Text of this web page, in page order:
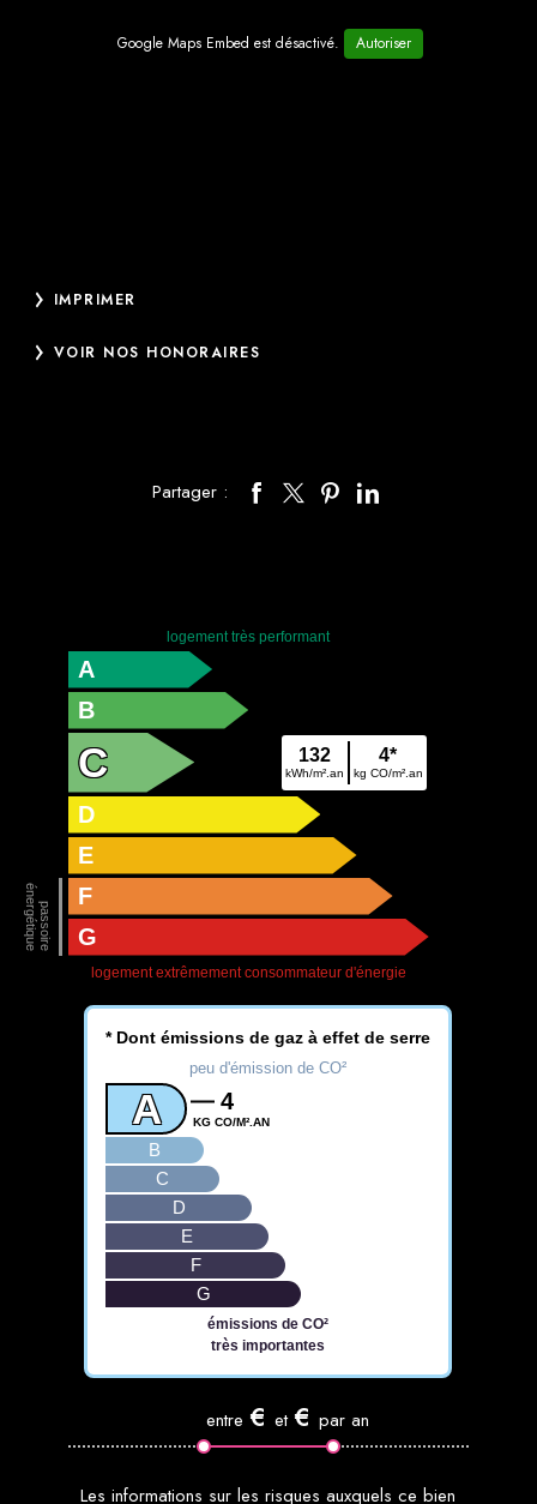
Google Maps Embed est désactivé. Autoriser
IMPRIMER
VOIR NOS HONORAIRES
Partager :
logement très performant
A
B
132
kWh/m².an
4*
kg CO/m².an
C
D
E
F
G
logement extrêmement consommateur d'énergie
* Dont émissions de gaz à effet de serre
peu d'émission de CO²
4
KG CO/M².AN
A
B
C
D
E
F
G
émissions de CO²
très importantes
entre € et € par an